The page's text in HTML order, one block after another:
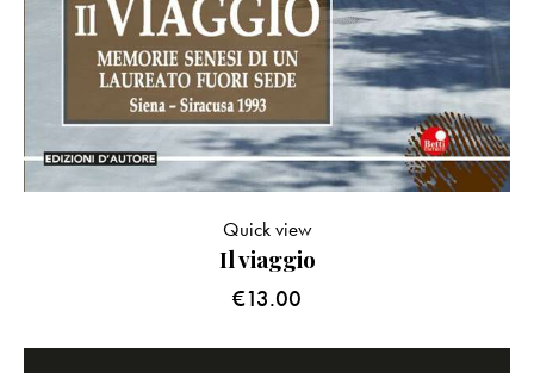
Il viaggio
€13.00
Quick view